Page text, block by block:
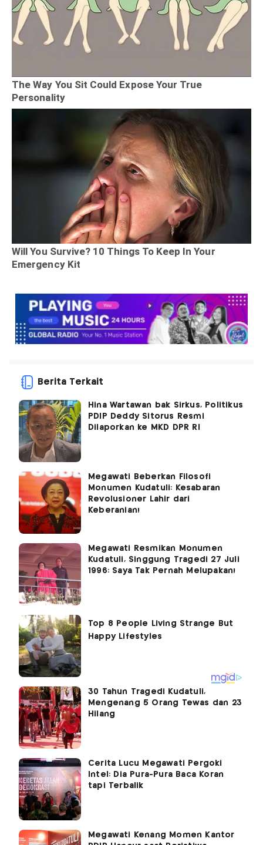
Berita Terkait
Hina Wartawan bak Sirkus, Politikus
PDIP Deddy Sitorus Resmi
Dilaporkan ke MKD DPR RI
Megawati Beberkan Filosofi
Monumen Kudatuli: Kesabaran
Revolusioner Lahir dari
Keberanian!
Megawati Resmikan Monumen
Kudatuli, Singgung Tragedi 27 Juli
1996: Saya Tak Pernah Melupakan!
30 Tahun Tragedi Kudatuli,
Mengenang 5 Orang Tewas dan 23
Hilang
Cerita Lucu Megawati Pergoki
Intel: Dia Pura-Pura Baca Koran
tapi Terbalik
Megawati Kenang Momen Kantor